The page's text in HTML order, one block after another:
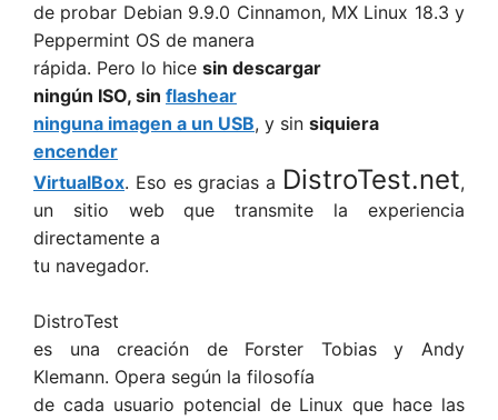
de probar Debian 9.9.0 Cinnamon, MX Linux 18.3 y
Peppermint OS de manera
rápida. Pero lo hice sin descargar
ningún ISO, sin flashear
ninguna imagen a un USB, y sin siquiera
encender
VirtualBox. Eso es gracias a DistroTest.net,
un sitio web que transmite la experiencia
directamente a
tu navegador.
DistroTest
es una creación de Forster Tobias y Andy
Klemann. Opera según la filosofía
de cada usuario potencial de Linux que hace las